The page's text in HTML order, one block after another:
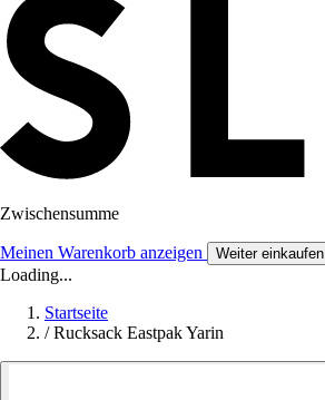
Zwischensumme
Meinen Warenkorb anzeigen Weiter einkaufen
Loading...
Startseite
/ Rucksack Eastpak Yarin